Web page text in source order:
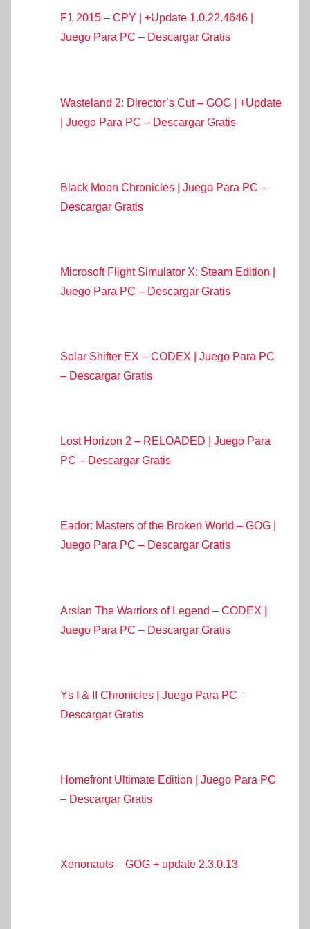
F1 2015 – CPY | +Update 1.0.22.4646 |
Juego Para PC – Descargar Gratis
Wasteland 2: Director’s Cut – GOG | +Update
| Juego Para PC – Descargar Gratis
Black Moon Chronicles | Juego Para PC –
Descargar Gratis
Microsoft Flight Simulator X: Steam Edition |
Juego Para PC – Descargar Gratis
Solar Shifter EX – CODEX | Juego Para PC
– Descargar Gratis
Lost Horizon 2 – RELOADED | Juego Para
PC – Descargar Gratis
Eador: Masters of the Broken World – GOG |
Juego Para PC – Descargar Gratis
Arslan The Warriors of Legend – CODEX |
Juego Para PC – Descargar Gratis
Ys I & II Chronicles | Juego Para PC –
Descargar Gratis
Homefront Ultimate Edition | Juego Para PC
– Descargar Gratis
Xenonauts – GOG + update 2.3.0.13